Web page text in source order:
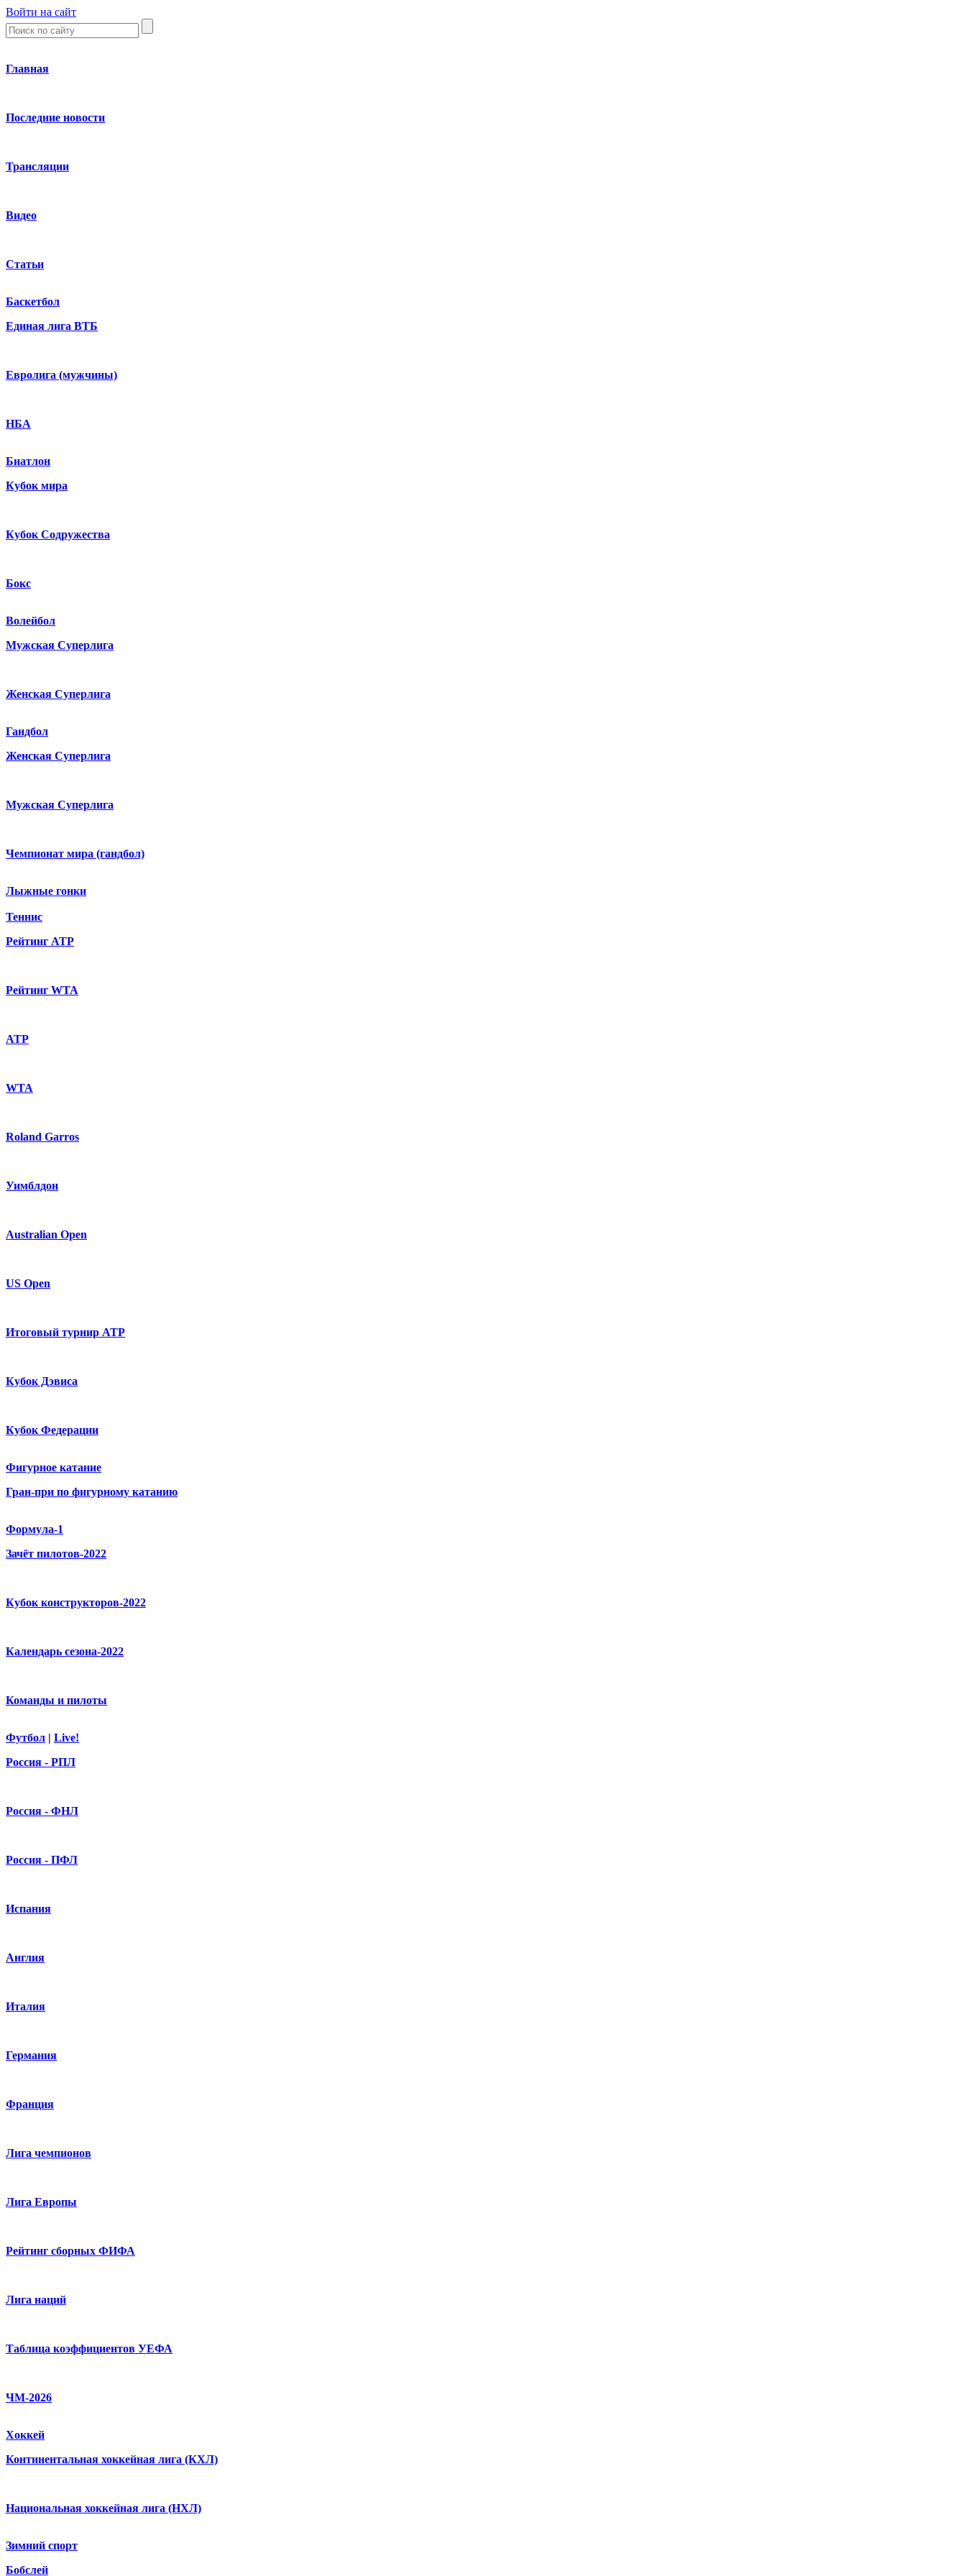
Войти на сайт
Главная
Последние новости
Трансляции
Видео
Статьи
Баскетбол
Единая лига ВТБ
Евролига (мужчины)
НБА
Биатлон
Кубок мира
Кубок Содружества
Бокс
Волейбол
Мужская Суперлига
Женская Суперлига
Гандбол
Женская Суперлига
Мужская Суперлига
Чемпионат мира (гандбол)
Лыжные гонки
Теннис
Рейтинг ATP
Рейтинг WTA
ATP
WTA
Roland Garros
Уимблдон
Australian Open
US Open
Итоговый турнир ATP
Кубок Дэвиса
Кубок Федерации
Фигурное катание
Гран-при по фигурному катанию
Формула-1
Зачёт пилотов-2022
Кубок конструкторов-2022
Календарь сезона-2022
Команды и пилоты
Футбол | Live!
Россия - РПЛ
Россия - ФНЛ
Россия - ПФЛ
Испания
Англия
Италия
Германия
Франция
Лига чемпионов
Лига Европы
Рейтинг сборных ФИФА
Лига наций
Таблица коэффициентов УЕФА
ЧМ-2026
Хоккей
Континентальная хоккейная лига (КХЛ)
Национальная хоккейная лига (НХЛ)
Зимний спорт
Бобслей